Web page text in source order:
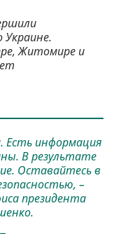
Житомире и
Есть информация
В результате
Оставайтесь в
–
президента